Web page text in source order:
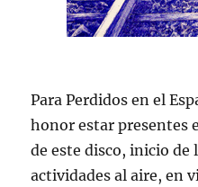
Para Perdidos en el
honor estar presentes
de este disco, inicio de
actividades al aire, en